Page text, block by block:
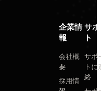
企業情
報
会社概
要
採用情
サ
ト
サポ
トに
絡